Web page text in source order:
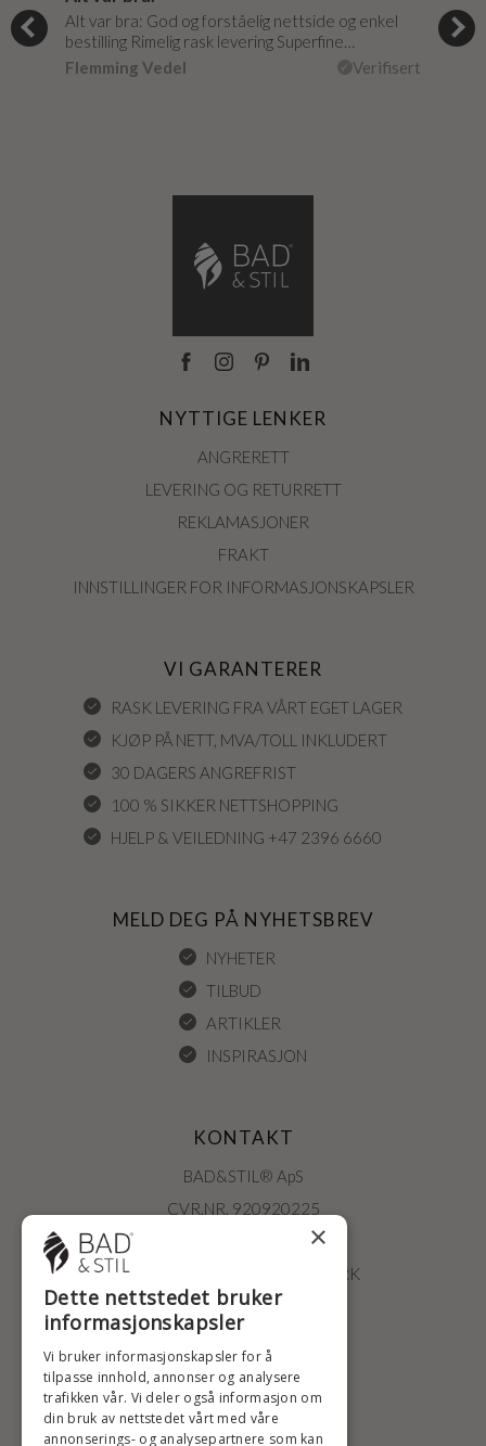
Alt var bra: God og forståelig nettside og enkel
bestilling Rimelig rask levering Superfine…
Flemming Vedel
Verifisert
Jeg
fikk
NYTTIGE LENKER
ANGRERETT
LEVERING OG RETURRETT
REKLAMASJONER
FRAKT
INNSTILLINGER FOR INFORMASJONSKAPSLER
VI GARANTERER
RASK LEVERING FRA VÅRT EGET LAGER
KJØP PÅ NETT, MVA/TOLL INKLUDERT
30 DAGERS ANGREFRIST
100 % SIKKER NETTSHOPPING
HJELP & VEILEDNING +47 2396 6660
MELD DEG PÅ NYHETSBREV
NYHETER
TILBUD
ARTIKLER
INSPIRASJON
KONTAKT
BAD&STIL® ApS
CVR.NR. 920920225
ØSTERBROGADE 202
2100 KØBENHAVN • DANMARK
+47 2396 6660
BADSTIL@BADSTIL.NO
HØYESTE KREDITTVURD
×
Dette nettstedet bruker
informasjonskapsler
Vi bruker informasjonskapsler for å
tilpasse innhold, annonser og analysere
trafikken vår. Vi deler også informasjon om
din bruk av nettstedet vårt med våre
annonserings- og analysepartnere som kan